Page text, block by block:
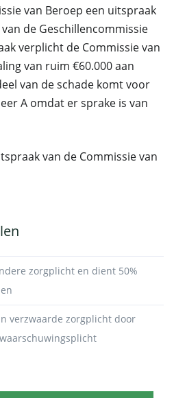
van Beroep een uitspraak
de Geschillencommissie
verplicht de Commissie van
van ruim €60.000 aan
van de schade komt voor
A omdat er sprake is van
van de Commissie van
zorgplicht en dient 50%
verzwaarde zorgplicht door